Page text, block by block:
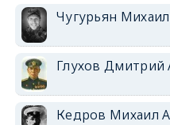
Чугурьян
Глухов Дмитрий
Кедров Михаил